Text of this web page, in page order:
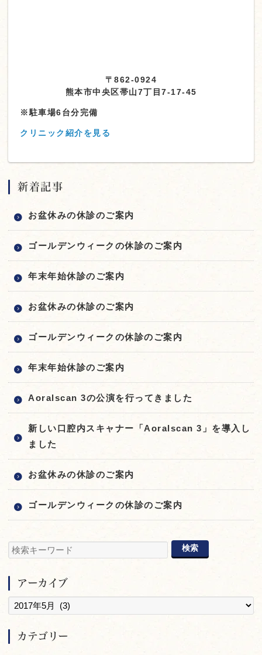
〒862-0924
熊本市中央区帯山7丁目7-17-45
※駐車場6台分完備
クリニック紹介を見る
新着記事
お盆休みの休診のご案内
ゴールデンウィークの休診のご案内
年末年始休診のご案内
お盆休みの休診のご案内
ゴールデンウィークの休診のご案内
年末年始休診のご案内
Aoralscan 3の公演を行ってきました
新しい口腔内スキャナー「Aoralscan 3」を導入し
ました
お盆休みの休診のご案内
ゴールデンウィークの休診のご案内
アーカイブ
カテゴリー